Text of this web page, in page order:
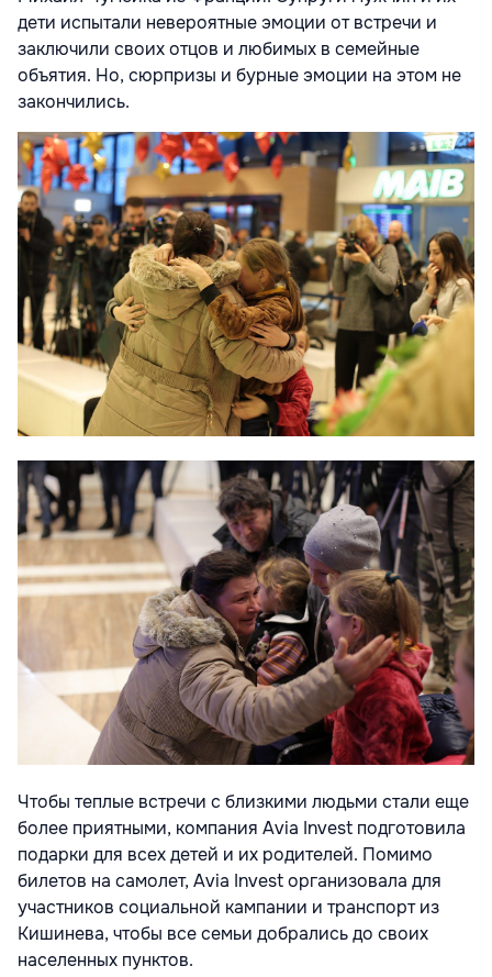
дети испытали невероятные эмоции от встречи и
заключили своих отцов и любимых в семейные
объятия. Но, сюрпризы и бурные эмоции на этом не
закончились.
Чтобы теплые встречи с близкими людьми стали еще
более приятными, компания Avia Invest подготовила
подарки для всех детей и их родителей. Помимо
билетов на самолет, Avia Invest организовала для
участников социальной кампании и транспорт из
Кишинева, чтобы все семьи добрались до своих
населенных пунктов.